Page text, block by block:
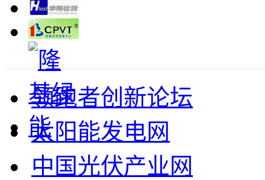
领跑者创新论坛
太阳能发电网
中国光伏产业网